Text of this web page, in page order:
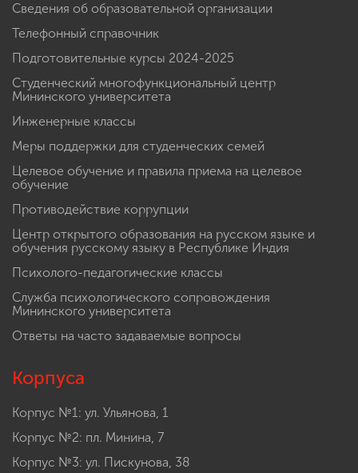
Сведения об образовательной организации
Телефонный справочник
Подготовительные курсы 2024-2025
Студенческий многофункциональный центр
Мининского университета
Инженерные классы
Меры поддержки для студенческих семей
Целевое обучение и правила приема на целевое
обучение
Противодействие коррупции
Центр открытого образования на русском языке и
обучения русскому языку в Республике Индия
Психолого-педагогические классы
Служба психологического сопровождения
Мининского университета
Ответы на часто задаваемые вопросы
Корпуса
Корпус №1: ул. Ульянова, 1
Корпус №2: пл. Минина, 7
Корпус №3: ул. Пискунова, 38